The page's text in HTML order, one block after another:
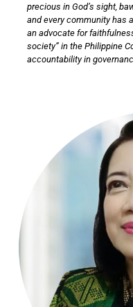
precious in God’s sight,
and every community has
an advocate for
society” in the Philippine
accountability in